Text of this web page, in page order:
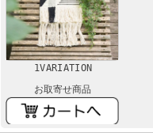
1VARIATION
お取寄せ商品